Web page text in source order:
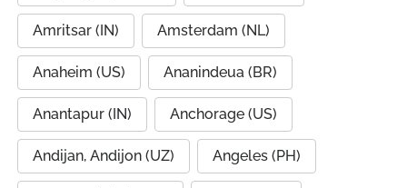
Amritsar (IN) Amsterdam (NL)
Anaheim (US) Ananindeua (BR)
Anantapur (IN) Anchorage (US)
Andijan, Andijon (UZ) Angeles (PH)